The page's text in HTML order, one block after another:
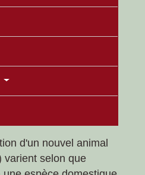
d'un nouvel animal
varient selon que